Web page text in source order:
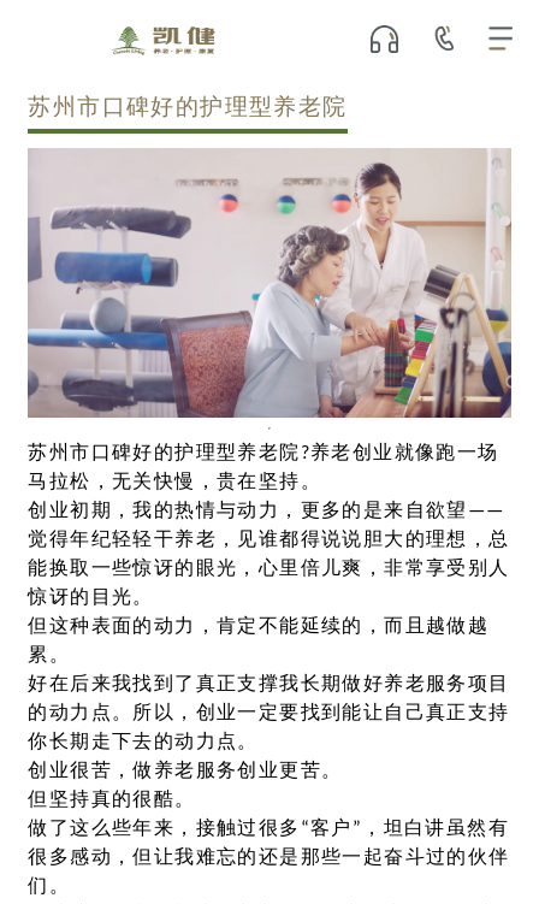
苏州市口碑好的护理型养老院
苏州市口碑好的护理型养老院?养老创业就像跑一场
马拉松，无关快慢，贵在坚持。
创业初期，我的热情与动力，更多的是来自欲望——
觉得年纪轻轻干养老，见谁都得说说胆大的理想，总
能换取一些惊讶的眼光，心里倍儿爽，非常享受别人
惊讶的目光。
但这种表面的动力，肯定不能延续的，而且越做越
累。
好在后来我找到了真正支撑我长期做好养老服务项目
的动力点。所以，创业一定要找到能让自己真正支持
你长期走下去的动力点。
创业很苦，做养老服务创业更苦。
但坚持真的很酷。
做了这么些年来，接触过很多“客户”，坦白讲虽然有
很多感动，但让我难忘的还是那些一起奋斗过的伙伴
们。